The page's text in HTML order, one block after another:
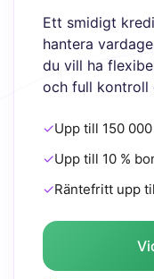
Ett smidigt
hantera
du vill ha
och full kontroll
✓Upp till 150
✓Upp till 10 %
✓Räntefritt upp